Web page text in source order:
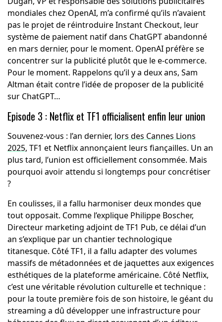
mondiales chez OpenAI, m’a confirmé qu’ils n’avaient
pas le projet de réintroduire Instant Checkout, leur
système de paiement natif dans ChatGPT abandonné
en mars dernier, pour le moment. OpenAI préfère se
concentrer sur la publicité plutôt que le e-commerce.
Pour le moment. Rappelons qu’il y a deux ans, Sam
Altman était contre l’idée de proposer de la publicité
sur ChatGPT…
Episode 3 : Netflix et TF1 officialisent enfin leur union
Souvenez-vous : l’an dernier, lors des Cannes Lions
2025, TF1 et Netflix annonçaient leurs fiançailles. Un an
plus tard, l’union est officiellement consommée. Mais
pourquoi avoir attendu si longtemps pour concrétiser
?
En coulisses, il a fallu harmoniser deux mondes que
tout opposait. Comme l’explique Philippe Boscher,
Directeur marketing adjoint de TF1 Pub, ce délai d’un
an s’explique par un chantier technologique
titanesque. Côté TF1, il a fallu adapter des volumes
massifs de métadonnées et de jaquettes aux exigences
esthétiques de la plateforme américaine. Côté Netflix,
c’est une véritable révolution culturelle et technique :
pour la toute première fois de son histoire, le géant du
streaming a dû développer une infrastructure pour